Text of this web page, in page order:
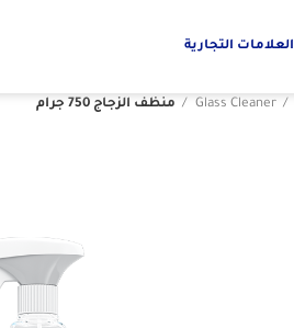
العلامات التجارية
Glass Cleaner منظف ​​الزجاج 750 جرام